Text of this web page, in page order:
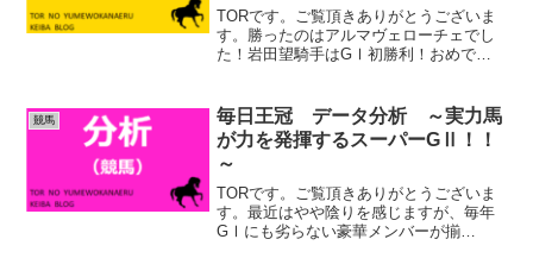
TORです。ご覧頂きありがとうございま
す。勝ったのはアルマヴェローチェでし
た！岩田望騎手はGⅠ初勝利！おめでと
JF 回顧...
競馬
毎日王冠 データ分析 ～実力馬
が力を発揮するスーパーGⅡ！！
～
TORです。ご覧頂きありがとうございま
す。最近はやや陰りを感じますが、毎年
GⅠにも劣らない豪華メンバーが揃